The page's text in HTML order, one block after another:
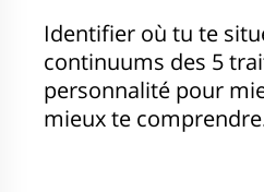
Identifier où tu te
continuums des 5
personnalité pour
mieux te